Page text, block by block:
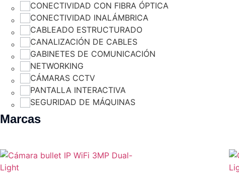
CONECTIVIDAD CON FIBRA ÓPTICA
CONECTIVIDAD INALÁMBRICA
CABLEADO ESTRUCTURADO
CANALIZACIÓN DE CABLES
GABINETES DE COMUNICACIÓN
NETWORKING
CÁMARAS CCTV
PANTALLA INTERACTIVA
SEGURIDAD DE MÁQUINAS
Marcas